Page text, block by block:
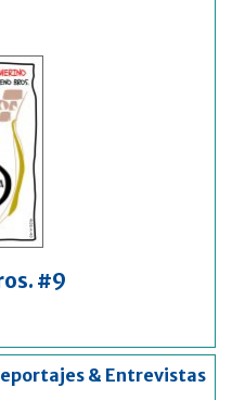
#9
& Entrevistas